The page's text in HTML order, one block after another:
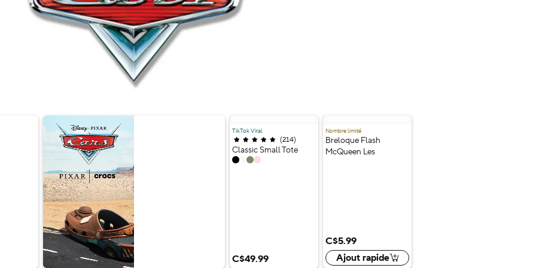
TikTok Viral
5.0 out of 5 stars;
(214) Évaluation;
Classic Small Tote
4 couleurs
C$49.99
Nombre limité
Breloque Flash
McQueen Les
C$5.99
Ajout rapide